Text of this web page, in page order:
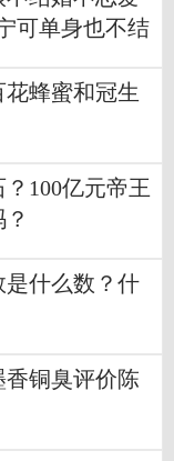
可单身也不结
蜂蜜和冠生
100亿元帝王
什么数？什
铜臭评价陈